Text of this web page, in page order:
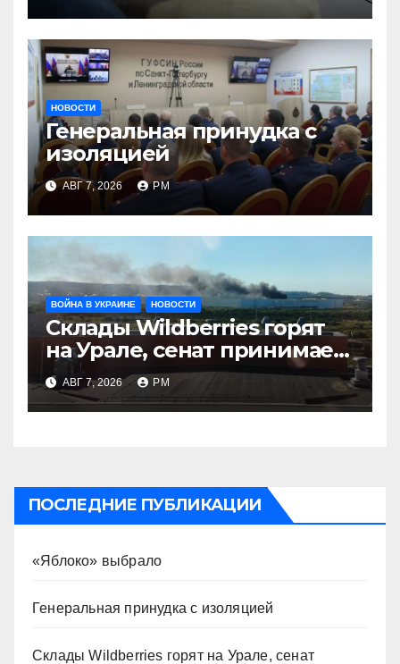
НОВОСТИ
Генеральная принудка с
изоляцией
АВГ 7, 2026 РМ
ВОЙНА В УКРАИНЕ НОВОСТИ
Склады Wildberries горят
на Урале, сенат принимает
по Грэму закон
АВГ 7, 2026 РМ
ПОСЛЕДНИЕ ПУБЛИКАЦИИ
«Яблоко» выбрало
Генеральная принудка с изоляцией
Склады Wildberries горят на Урале, сенат